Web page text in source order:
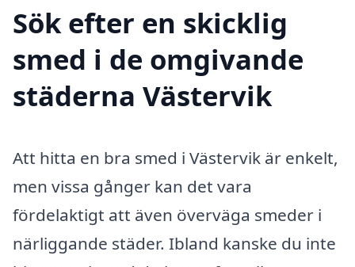
Sök efter en skicklig
smed i de omgivande
städerna Västervik
Att hitta en bra smed i Västervik är enkelt,
men vissa gånger kan det vara
fördelaktigt att även överväga smeder i
närliggande städer. Ibland kanske du inte